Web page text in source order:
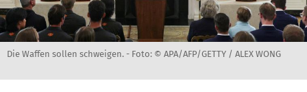
Die Waffen sollen schweigen. - Foto: © APA/AFP/GETTY / ALEX WONG